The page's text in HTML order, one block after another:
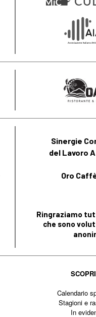
Sinergie
del Lavoro
Oro
Ringraziamo
che sono
Calendario
Stagioni e
In